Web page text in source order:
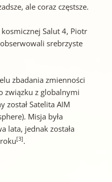
ale coraz częstsze.
Salut 4, Piotr
srebrzyste
zbadania zmienności
związku z globalnymi
Satelita AIM
Misja była
lata, jednak została
[3].